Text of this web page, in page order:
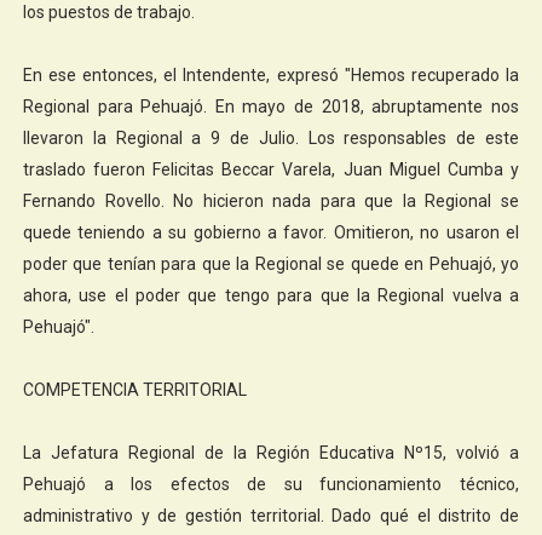
los puestos de trabajo.
En ese entonces, el Intendente, expresó "Hemos recuperado la
Regional para Pehuajó. En mayo de 2018, abruptamente nos
llevaron la Regional a 9 de Julio. Los responsables de este
traslado fueron Felicitas Beccar Varela, Juan Miguel Cumba y
Fernando Rovello. No hicieron nada para que la Regional se
quede teniendo a su gobierno a favor. Omitieron, no usaron el
poder que tenían para que la Regional se quede en Pehuajó, yo
ahora, use el poder que tengo para que la Regional vuelva a
Pehuajó".
COMPETENCIA TERRITORIAL
La Jefatura Regional de la Región Educativa Nº15, volvió a
Pehuajó a los efectos de su funcionamiento técnico,
administrativo y de gestión territorial. Dado qué el distrito de